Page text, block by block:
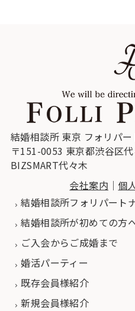
結婚相談所 東京 フォリパー
〒151-0053 東京都渋谷区
BIZSMART代々木
会社案内 ｜ 個
結婚相談所フォリパート
結婚相談所が初めての方
ご入会からご成婚まで
婚活パーティー
既存会員様紹介
新規会員様紹介